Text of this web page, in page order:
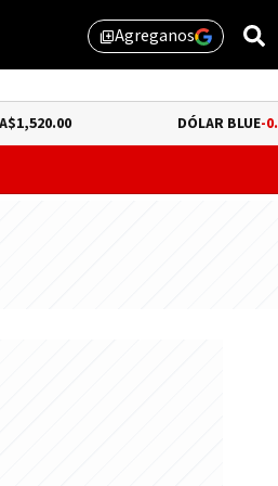
library_addAgreganos
DÓLAR BLUE-0.66%